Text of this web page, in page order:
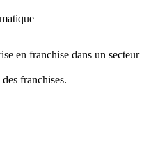
en franchise dans un secteur
franchises.